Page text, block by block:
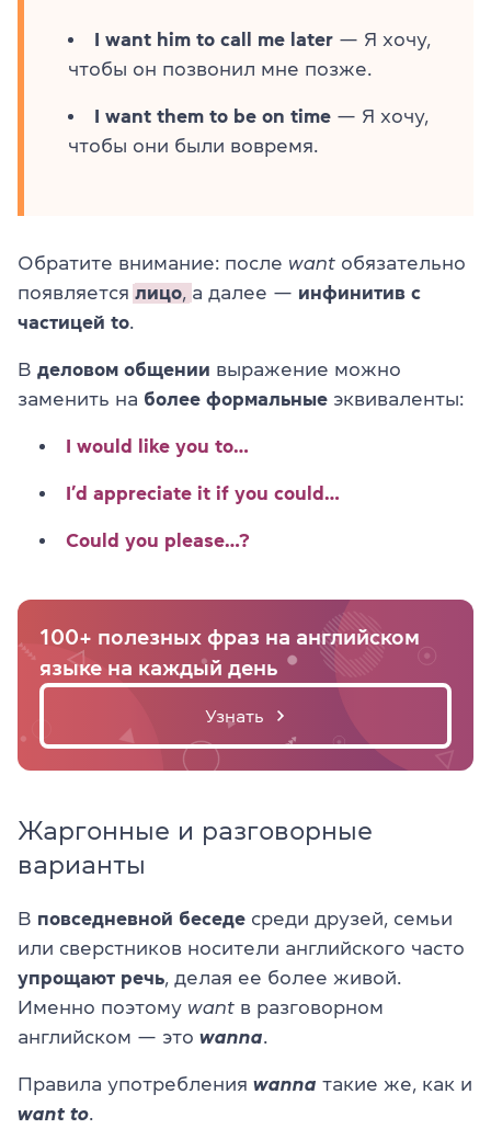
I want him to call me later — Я хочу,
чтобы он позвонил мне позже.
I want them to be on time — Я хочу,
чтобы они были вовремя.
Обратите внимание: после want обязательно
появляется лицо а далее — инфинитив с
частицей to
В деловом общении выражение можно
заменить на более формальные эквиваленты:
I would like you to…
I’d appreciate it if you could…
Could you please…?
100+ полезных фраз на английском
языке на каждый день
Узнать
Жаргонные и разговорные
варианты
В повседневной беседе среди друзей, семьи
или сверстников носители английского часто
упрощают речь , делая ее более живой.
Именно поэтому want в разговорном
английском — это wanna
Правила употребления wanna такие же, как и
want to